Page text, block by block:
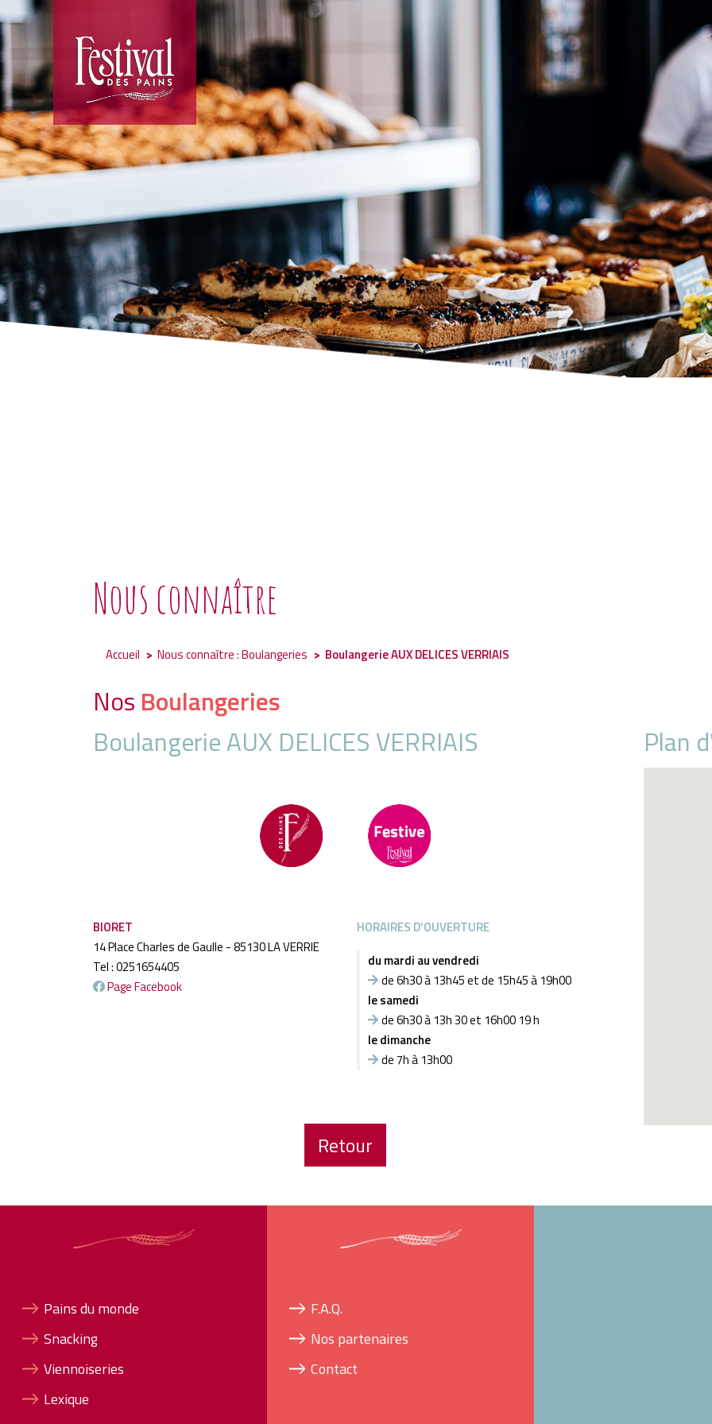
Nous connaître
Accueil Nous connaître : Boulangeries Boulangerie AUX DELICES VERRIAIS
Nos Boulangeries
Boulangerie AUX DELICES VERRIAIS
BIORET
14 Place Charles de Gaulle - 85130 LA VERRIE
Tel : 0251654405
Page Facebook
HORAIRES D’OUVERTURE
du mardi au vendredi
de 6h30 à 13h45 et de 15h45 à 19h00
le samedi
de 6h30 à 13h 30 et 16h00 19 h
le dimanche
de 7h à 13h00
Retour
Plan
Pains du monde
Snacking
Viennoiseries
Lexique
F.A.Q.
Nos partenaires
Contact